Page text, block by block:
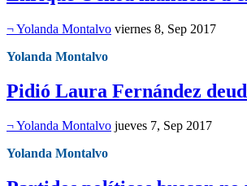
¬ Yolanda Montalvo viernes 8, Sep 2017
Yolanda Montalvo
Pidió Laura Fernández
¬ Yolanda Montalvo jueves 7, Sep 2017
Yolanda Montalvo